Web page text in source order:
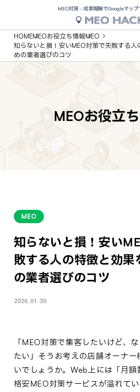
MEO対策 - 成果報酬でGoogleマップ
HOMEMEOお役立ち情報MEO
知らないと損！安いMEO対策で失敗する人
めの業者選びのコツ
MEOお役立
MEO
知らないと損！安い
敗する人の特徴と効果
の業者選びのコツ
2026.01.30
「MEO対策で集客したいけど、
たい」そうお考えの店舗オーナー
いでしょうか。Web上には「月額
格安MEO対策サービスが溢れて